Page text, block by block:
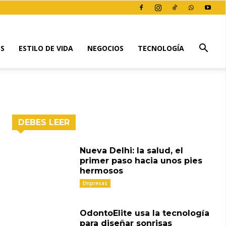
ESTILO DE VIDA NEGOCIOS TECNOLOGÍA
DEBES LEER
Nueva Delhi: la salud, el
primer paso hacia unos pies
hermosos
Empresas
OdontoElite usa la tecnología
para diseñar sonrisas